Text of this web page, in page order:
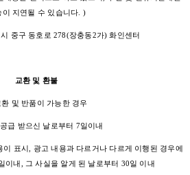
이 지연될 수 있습니다. )
중구 동호로 278(장충동2가) 화인센터
교환 및 환불
환 및 반품이 가능한 경우
급 받으신 날로부터 7일이내
표시, 광고 내용과 다르거나 다르게 이행된 경우에
이내, 그 사실을 알게 된 날로부터 30일 이내